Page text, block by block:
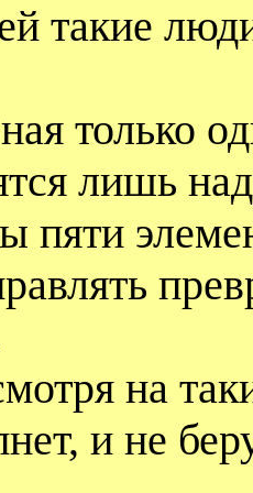
такие
только
лишь
пяти
на
и не